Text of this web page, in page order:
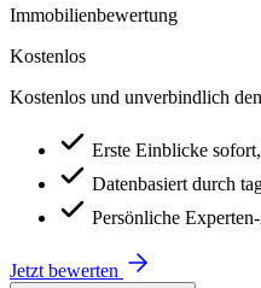
Immobilienbewertung
Kostenlos
Kostenlos und unverbindlich
Erste Einblicke
Datenbasiert durch
Persönliche
Jetzt bewerten